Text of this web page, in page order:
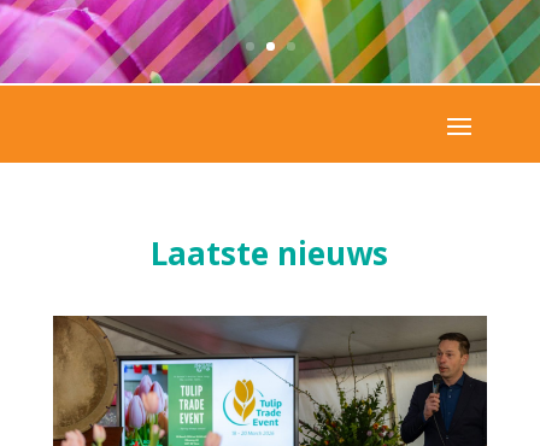
Laatste nieuws